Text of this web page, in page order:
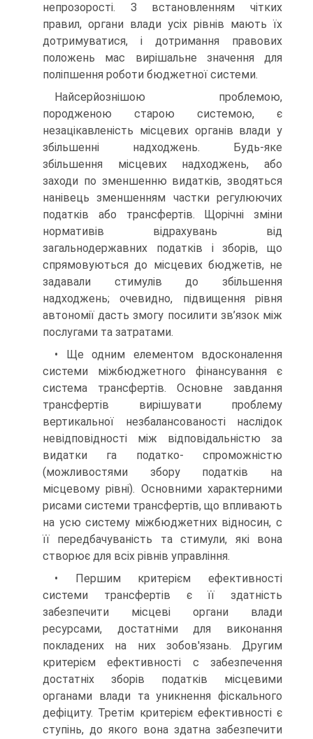
непрозорості. З встановленням чітких
правил, органи влади усіх рівнів мають їх
дотримуватися, і дотримання правових
положень мас вирішальне значення для
поліпшення роботи бюджетної системи.
Найсерйознішою проблемою,
породженою старою системою, є
незацікавленість місцевих органів влади у
збільшенні надходжень. Будь-яке
збільшення місцевих надходжень, або
заходи по зменшенню видатків, зводяться
нанівець зменшенням частки регулюючих
податків або трансфертів. Щорічні зміни
нормативів відрахувань від
загальнодержавних податків і зборів, що
спрямовуються до місцевих бюджетів, не
задавали стимулів до збільшення
надходжень; очевидно, підвищення рівня
автономії дасть змогу посилити зв’язок між
послугами та затратами.
• Ще одним елементом вдосконалення
системи міжбюджетного фінансування є
система трансфертів. Основне завдання
трансфертів вирішувати проблему
вертикальної незбалансованості наслідок
невідповідності між відповідальністю за
видатки га податко- спроможністю
(можливостями збору податків на
місцевому рівні). Основними характерними
рисами системи трансфертів, що впливають
на усю систему міжбюджетних відносин, с
її передбачуваність та стимули, які вона
створює для всіх рівнів управління.
• Першим критерієм ефективності
системи трансфертів є її здатність
забезпечити місцеві органи влади
ресурсами, достатніми для виконання
покладених на них зобов'язань. Другим
критерієм ефективності с забезпечення
достатніх зборів податків місцевими
органами влади та уникнення фіскального
дефіциту. Третім критерієм ефективності є
ступінь, до якого вона здатна забезпечити